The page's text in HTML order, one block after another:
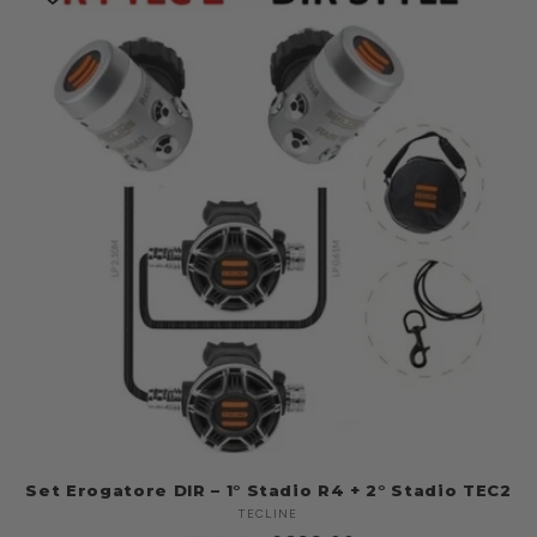
Set Erogatore DIR – 1° Stadio R4 + 2° Stadio TEC2
Produttore:
TECLINE